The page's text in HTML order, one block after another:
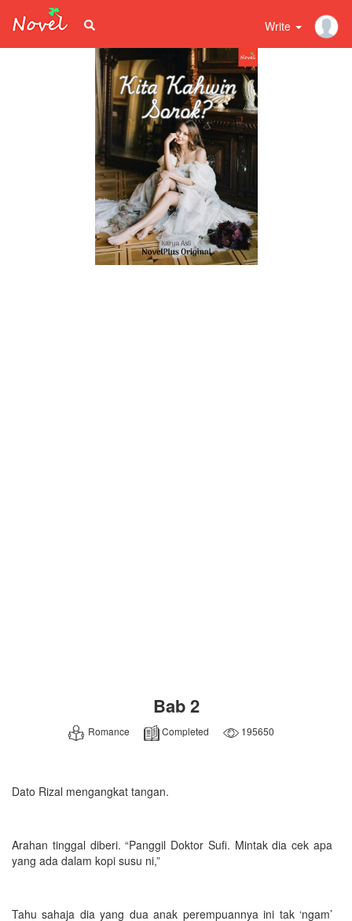
Write
Bab 2
Romance Completed 195650
Dato Rizal mengangkat tangan.
Arahan tinggal diberi. “Panggil Doktor Sufi. Mintak dia cek apa
yang ada dalam kopi susu ni,”
Tahu sahaja dia yang dua anak perempuannya ini tak ‘ngam’